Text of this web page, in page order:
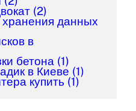
(2)
данных
в
бетона (1)
в Киеве (1)
купить (1)